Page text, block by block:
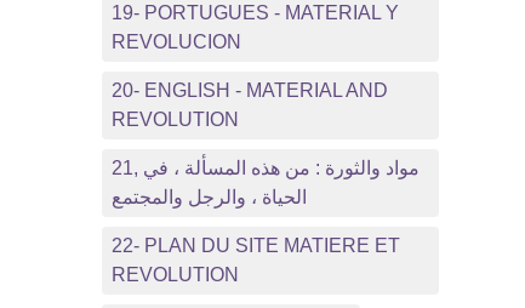
19- PORTUGUES - MATERIAL Y
REVOLUCION
20- ENGLISH - MATERIAL AND
REVOLUTION
21, مواد والثورة : من هذه المسألة ، في
الحياة ، والرجل والمجتمع
22- PLAN DU SITE MATIERE ET
REVOLUTION